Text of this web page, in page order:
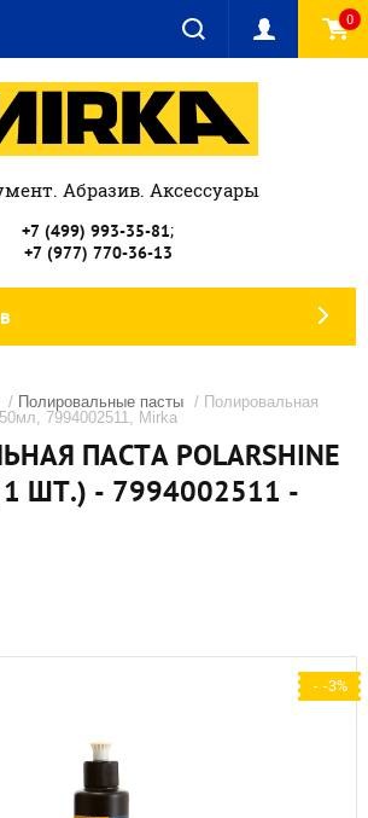
0
Абразив. Аксессуары
+7 (499) 993-35-81;
+7 (977) 770-36-13
/ Полировальные пасты / Полировальная
7994002511, Mirka
ПАСТА POLARSHINE
ШТ.) - 7994002511 -
- -3%